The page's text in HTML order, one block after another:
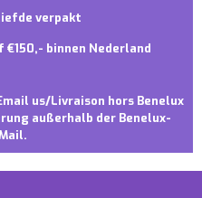
verpakt
binnen Nederland
us/Livraison hors Benelux
außerhalb der Benelux-